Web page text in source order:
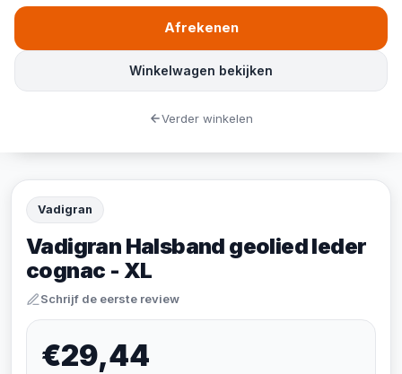
Vadigran
Vadigran Halsband geolied leder
cognac - XL
Schrijf de eerste review
€29,44
Winkelwagen bekijken
Afrekenen
Verder winkelen